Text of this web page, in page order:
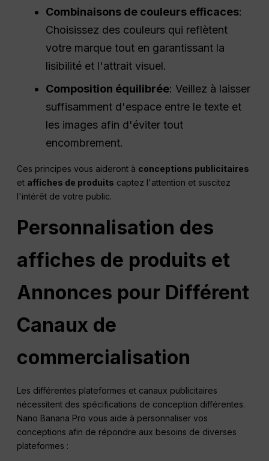
Combinaisons de couleurs efficaces:
Choisissez des couleurs qui reflètent
votre marque tout en garantissant la
lisibilité et l'attrait visuel.
Composition équilibrée: Veillez à laisser
suffisamment d'espace entre le texte et
les images afin d'éviter tout
encombrement.
Ces principes vous aideront à conceptions publicitaires
et affiches de produits captez l'attention et suscitez
l'intérêt de votre public.
Personnalisation des
affiches de produits et
Annonces pour Différent
Canaux de
commercialisation
Les différentes plateformes et canaux publicitaires
nécessitent des spécifications de conception différentes.
Nano Banana Pro vous aide à personnaliser vos
conceptions afin de répondre aux besoins de diverses
plateformes :